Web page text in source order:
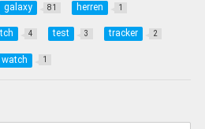
galaxy 81 herren 1
4 test 3 tracker 2
watch 1